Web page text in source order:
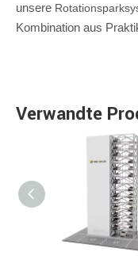
unsere
Kombination aus
Verwandte